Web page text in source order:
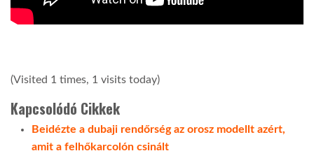
(Visited 1 times, 1 visits today)
Kapcsolódó Cikkek
Beidézte a dubaji rendőrség az orosz modellt azért,
amit a felhőkarcolón csinált